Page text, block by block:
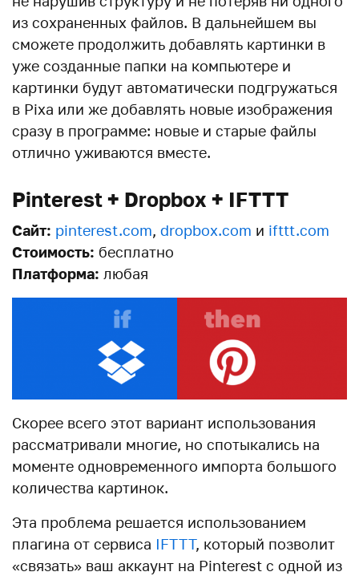
из сохраненных файлов. В дальнейшем вы
сможете продолжить добавлять картинки в
уже созданные папки на компьютере и
картинки будут автоматически подгружаться
в Pixa или же добавлять новые изображения
сразу в программе: новые и старые файлы
отлично уживаются вместе.
Pinterest + Dropbox + IFTTT
Сайт: pinterest.com, dropbox.com и ifttt.com
Стоимость: бесплатно
Платформа: любая
Скорее всего этот вариант использования
рассматривали многие, но спотыкались на
моменте одновременного импорта большого
количества картинок.
Эта проблема решается использованием
плагина от сервиса IFTTT, который позволит
«связать» ваш аккаунт на Pinterest с одной из